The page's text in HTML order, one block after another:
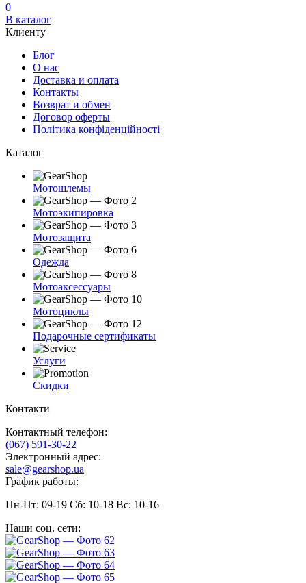
0
В каталог
Клиенту
Блог
О нас
Доставка и оплата
Контакты
Возврат и обмен
Договор оферты
Політика конфіденційності
Каталог
Мотошлемы
Мотоэкипировка
Мотозащита
Одежда
Мотоаксессуары
Мотоциклы
Подарочные сертификаты
Услуги
Скидки
Контакти
Контактный телефон:
(067) 591-30-22
Электронный адрес:
sale@gearshop.ua
График работы:
Пн-Пт: 09-19 Сб: 10-18 Вс: 10-16
Наши соц. сети: